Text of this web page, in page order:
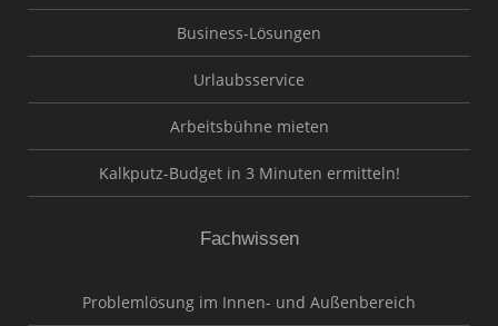
Business-Lösungen
Urlaubsservice
Arbeitsbühne mieten
Kalkputz-Budget in 3 Minuten ermitteln!
Fachwissen
Problemlösung im Innen- und Außenbereich